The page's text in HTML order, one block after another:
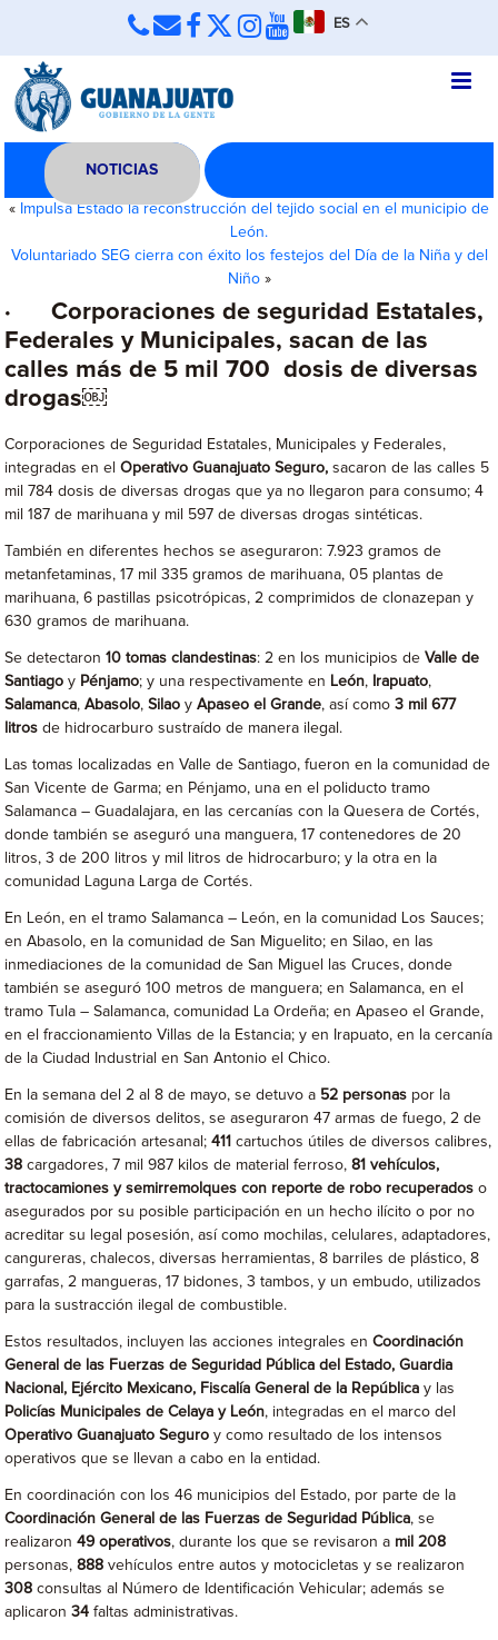
ES
NOTICIAS
« Impulsa Estado la reconstrucción del tejido social en el municipio de
León.
Voluntariado SEG cierra con éxito los festejos del Día de la Niña y del
Niño»
· Corporaciones de seguridad Estatales,
Federales y Municipales, sacan de las
calles más de 5 mil 700 dosis de diversas
drogas￼
Corporaciones de Seguridad Estatales, Municipales y Federales,
integradas en elOperativo Guanajuato Seguro,sacaron de las calles 5
mil 784 dosis de diversas drogas que ya no llegaron para consumo; 4
mil 187 de marihuana y mil 597 de diversas drogas sintéticas.
También en diferentes hechos se aseguraron: 7.923 gramos de
metanfetaminas, 17 mil 335 gramos de marihuana, 05 plantas de
marihuana, 6 pastillas psicotrópicas, 2 comprimidos de clonazepan y
630 gramos de marihuana.
Se detectaron10 tomas clandestinas: 2 en los municipios deValle de
Santiago y Pénjamo; y una respectivamente en León, Irapuato,
Salamanca,Abasolo,Silao yApaseo el Grande, así como3 mil 677
litrosde hidrocarburo sustraído de manera ilegal.
Las tomas localizadas en Valle de Santiago, fueron en la comunidad de
San Vicente de Garma; en Pénjamo, una en el poliducto tramo
Salamanca – Guadalajara, en las cercanías con la Quesera de Cortés,
donde también se aseguró una manguera, 17 contenedores de 20
litros, 3 de 200 litros y mil litros de hidrocarburo; y la otra en la
comunidad Laguna Larga de Cortés.
En León, en el tramo Salamanca – León, en la comunidad Los Sauces;
en Abasolo, en la comunidad de San Miguelito; en Silao, en las
inmediaciones de la comunidad de San Miguel las Cruces, donde
también se aseguró 100 metros de manguera; en Salamanca, en el
tramo Tula – Salamanca, comunidad La Ordeña; en Apaseo el Grande,
en el fraccionamiento Villas de la Estancia; y en Irapuato, en la cercanía
de la Ciudad Industrial en San Antonio el Chico.
En la semana del 2 al 8 de mayo, se detuvo a 52 personas por la
comisión de diversos delitos, se aseguraron 47 armas de fuego, 2 de
ellas de fabricación artesanal;411cartuchos útiles de diversos calibres,
38cargadores, 7 mil 987 kilos de material ferroso,81 vehículos,
tractocamiones y semirremolques con reporte de robo recuperadoso
asegurados por su posible participación en un hecho ilícito o por no
acreditar su legal posesión, así como mochilas, celulares, adaptadores,
cangureras, chalecos, diversas herramientas, 8 barriles de plástico, 8
garrafas, 2 mangueras, 17 bidones, 3 tambos, y un embudo, utilizados
para la sustracción ilegal de combustible.
Estos resultados, incluyen las acciones integrales enCoordinación
General de las Fuerzas de Seguridad Pública del Estado, Guardia
Nacional, Ejército Mexicano, Fiscalía General de la República y las
Policías Municipales de Celaya y León, integradas en el marco del
Operativo Guanajuato Seguroy como resultado de los intensos
operativos que se llevan a cabo en la entidad.
En coordinación con los 46 municipios del Estado, por parte de la
Coordinación General de las Fuerzas de Seguridad Pública, se
realizaron49 operativos, durante los que se revisaron a mil 208
personas,888 vehículos entre autos y motocicletas y se realizaron
308consultas al Número de Identificación Vehicular; además se
aplicaron34faltas administrativas.